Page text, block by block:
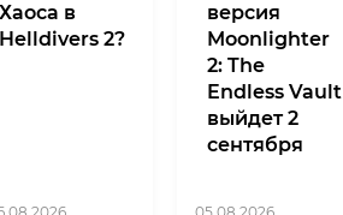
Хаоса в
Helldivers 2?
версия
Moonlighter
2: The
Endless Vault
выйдет 2
сентября